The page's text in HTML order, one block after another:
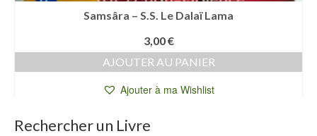
Samsâra – S.S. Le Dalaï Lama
3,00€
AJOUTER AU PANIER
Ajouter à ma Wishlist
Rechercher un Livre